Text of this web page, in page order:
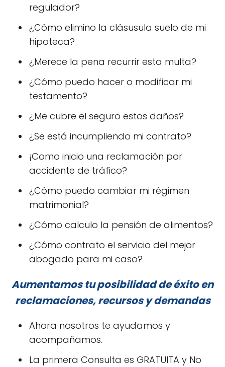
regulador?
¿Cómo elimino la clásusula suelo de mi
hipoteca?
¿Merece la pena recurrir esta multa?
¿Cómo puedo hacer o modificar mi
testamento?
¿Me cubre el seguro estos daños?
¿Se está incumpliendo mi contrato?
¡Como inicio una reclamación por
accidente de tráfico?
¿Cómo puedo cambiar mi régimen
matrimonial?
¿Cómo calculo la pensión de alimentos?
¿Cómo contrato el servicio del mejor
abogado para mi caso?
Aumentamos tu posibilidad de éxito en
reclamaciones, recursos y demandas
Ahora nosotros te ayudamos y
acompañamos.
La primera Consulta es GRATUITA y No